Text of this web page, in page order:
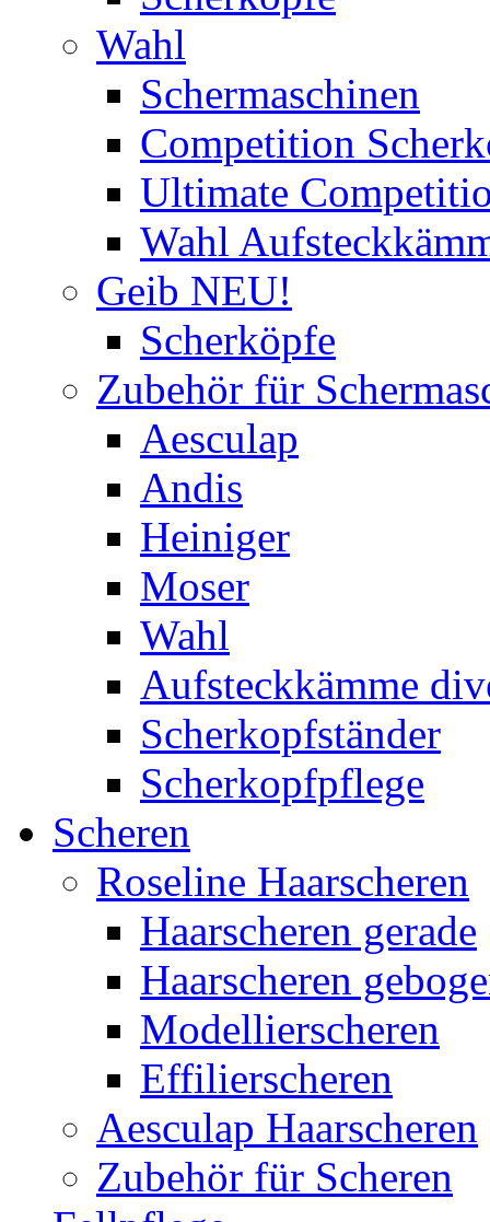
Wahl
Schermaschinen
Competition
Ultimate
Wahl
Geib NEU!
Scherköpfe
Zubehör für
Aesculap
Andis
Heiniger
Moser
Wahl
Aufsteckkämme
Scherkopfständer
Scherkopfpflege
Scheren
Roseline Haarscheren
Haarscheren gerade
Haarscheren
Modellierscheren
Effilierscheren
Aesculap Haarscheren
Zubehör für Scheren